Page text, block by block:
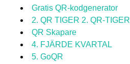
Gratis QR-kodgenerator
2. QR TIGER 2. QR-TIGER
QR Skapare
4. FJÄRDE KVARTAL
5. GoQR